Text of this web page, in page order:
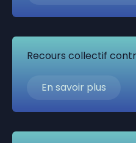
Recours collectif
En savoir plus